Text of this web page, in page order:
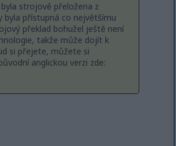
strojově přeložena z
byla přístupná co největšímu
překlad bohužel ještě není
takže může dojít k
si přejete, můžete si
anglickou verzi zde: